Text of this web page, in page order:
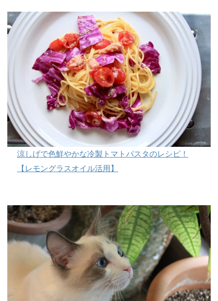
涼しげで色鮮やかな冷製トマトパスタのレシピ！
【レモングラスオイル活用】